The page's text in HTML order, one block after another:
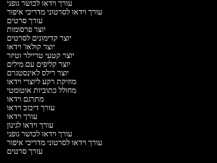
עורך וידאו לכושר גופני
עורך וידאו לסרטוני מדריכי איפור
עורך סרטים
יוצר פרסומות
יוצר קדימונים לסרטים
יוצר קולאז' וידאו
יוצר קטעי טריילר וטיזר
יוצר קליפים עם מילים
יוצר רילס לאינסטגרם
מוזיקת רקע ליוצרי וידאו
מחולל כתוביות אוטומטי
מתרגם וידאו
עורך דיבוב וידאו
עורך וידאו
עורך וידאו לגינון
עורך וידאו לכושר גופני
עורך וידאו לסרטוני מדריכי איפור
עורך סרטים